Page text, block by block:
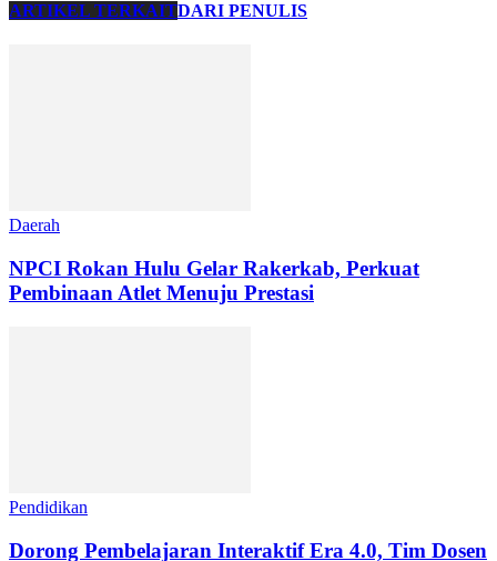
ARTIKEL TERKAITDARI PENULIS
Daerah
NPCI Rokan Hulu Gelar Rakerkab, Perkuat
Pembinaan Atlet Menuju Prestasi
Pendidikan
Dorong Pembelajaran Interaktif Era 4.0, Tim Dosen